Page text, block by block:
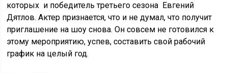
которых и победитель третьего сезона Евгений
Дятлов. Актер признается, что и не думал, что получит
приглашение на шоу снова. Он совсем не готовился к
этому мероприятию, успев, составить свой рабочий
график на целый год.